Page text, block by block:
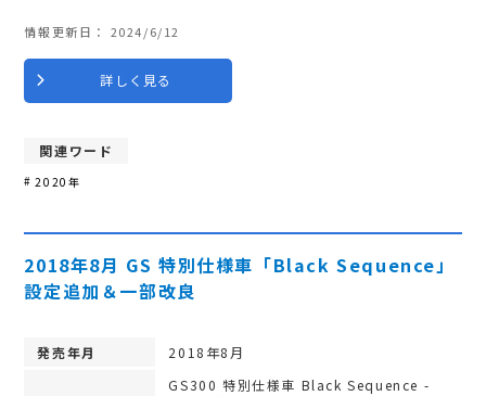
情報更新日： 2024/6/12
詳しく見る
関連ワード
2020年
2018年8月 GS 特別仕様車「Black Sequence」
設定追加＆一部改良
発売年月 2018年8月
GS300 特別仕様車 Black Sequence -